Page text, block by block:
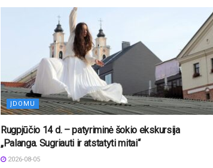
ĮDOMU
Rugpjūčio 14 d. – patyriminė šokio ekskursija
„Palanga. Sugriauti ir atstatyti mitai“
2026-08-05